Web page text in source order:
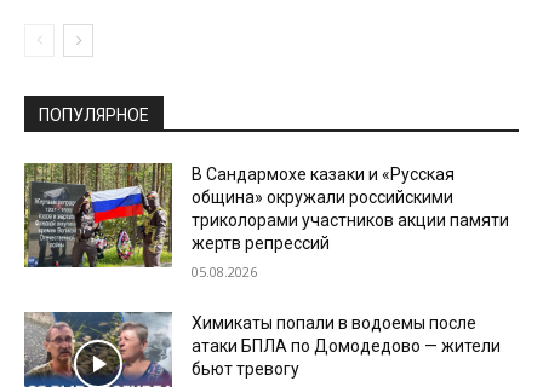
ПОПУЛЯРНОЕ
В Сандармохе казаки и «Русская
община» окружали российскими
триколорами участников акции памяти
жертв репрессий
05.08.2026
Химикаты попали в водоемы после
атаки БПЛА по Домодедово — жители
бьют тревогу